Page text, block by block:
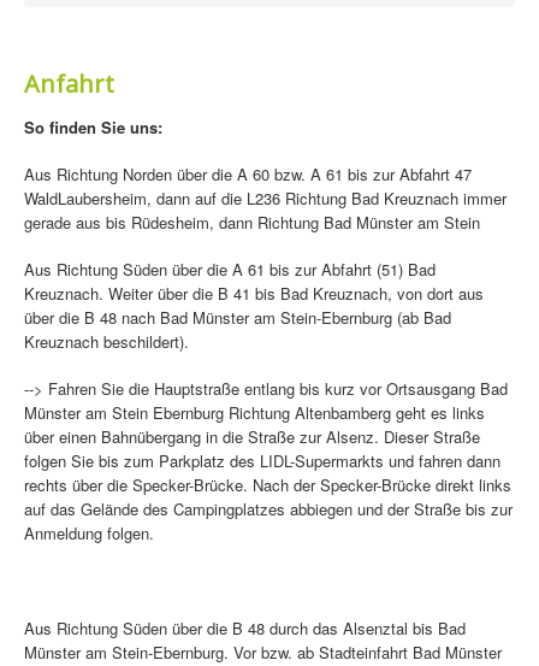
Anfahrt
So finden Sie uns:
Aus Richtung Norden über die A 60 bzw. A 61 bis zur Abfahrt 47
WaldLaubersheim, dann auf die L236 Richtung Bad Kreuznach immer
gerade aus bis Rüdesheim, dann Richtung Bad Münster am Stein
Aus Richtung Süden über die A 61 bis zur Abfahrt (51) Bad
Kreuznach. Weiter über die B 41 bis Bad Kreuznach, von dort aus
über die B 48 nach Bad Münster am Stein-Ebernburg (ab Bad
Kreuznach beschildert).
--> Fahren Sie die Hauptstraße entlang bis kurz vor Ortsausgang Bad
Münster am Stein Ebernburg Richtung Altenbamberg geht es links
über einen Bahnübergang in die Straße zur Alsenz. Dieser Straße
folgen Sie bis zum Parkplatz des LIDL-Supermarkts und fahren dann
rechts über die Specker-Brücke. Nach der Specker-Brücke direkt links
auf das Gelände des Campingplatzes abbiegen und der Straße bis zur
Anmeldung folgen.
Aus Richtung Süden über die B 48 durch das Alsenztal bis Bad
Münster am Stein-Ebernburg. Vor bzw. ab Stadteinfahrt Bad Münster